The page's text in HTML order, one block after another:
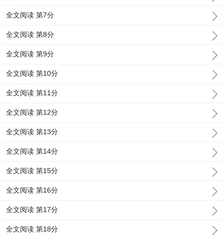
全文阅读 第7分
全文阅读 第8分
全文阅读 第9分
全文阅读 第10分
全文阅读 第11分
全文阅读 第12分
全文阅读 第13分
全文阅读 第14分
全文阅读 第15分
全文阅读 第16分
全文阅读 第17分
全文阅读 第18分